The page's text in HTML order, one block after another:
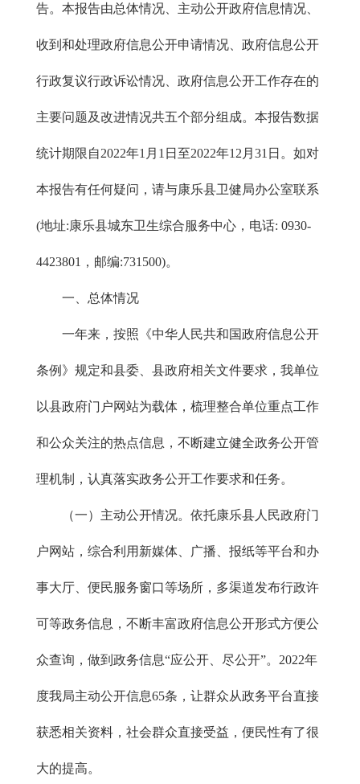
告。本报告由总体情况、主动公开政府信息情况、
收到和处理政府信息公开申请情况、政府信息公开
行政复议行政诉讼情况、政府信息公开工作存在的
主要问题及改进情况共五个部分组成。本报告数据
统计期限自2022年1月1日至2022年12月31日。如对
本报告有任何疑问，请与康乐县卫健局办公室联系
(地址:康乐县城东卫生综合服务中心，电话: 0930-
4423801，邮编:731500)。
一、总体情况
一年来，按照《中华人民共和国政府信息公开
条例》规定和县委、县政府相关文件要求，我单位
以县政府门户网站为载体，梳理整合单位重点工作
和公众关注的热点信息，不断建立健全政务公开管
理机制，认真落实政务公开工作要求和任务。
（一）主动公开情况。依托康乐县人民政府门
户网站，综合利用新媒体、广播、报纸等平台和办
事大厅、便民服务窗口等场所，多渠道发布行政许
可等政务信息，不断丰富政府信息公开形式方便公
众查询，做到政务信息“应公开、尽公开”。2022年
度我局主动公开信息65条，让群众从政务平台直接
获悉相关资料，社会群众直接受益，便民性有了很
大的提高。